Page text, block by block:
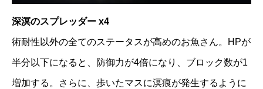
深溟のスプレッダー x4
術耐性以外の全てのステータスが高めのお魚さん。HPが
半分以下になると、防御力が4倍になり、ブロック数が1
増加する。さらに、歩いたマスに溟痕が発生するように